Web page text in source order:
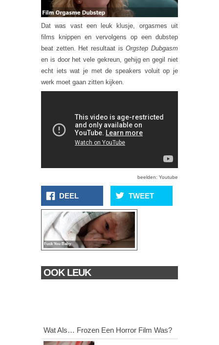
Dat was vast een leuk klusje, orgasmes uit
films knippen en vervolgens op een dubstep
beat zetten. Het resultaat isOrgstep Dubgasm
en is door het vele gekreun, gehijg en gegil niet
echt iets wat je met de speakers voluit op je
werk moet gaan zitten kijken.
beelden: Youtube
DEEL TWEET
Fuck You Baby
OOK LEUK
Wat Als… Frozen Een Horror Film Was?